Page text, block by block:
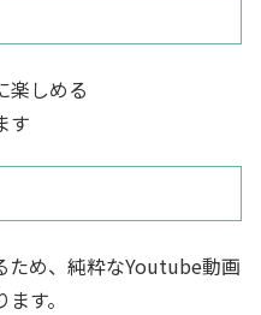
楽しめる
す
ため、純粋なYoutube動画
す。